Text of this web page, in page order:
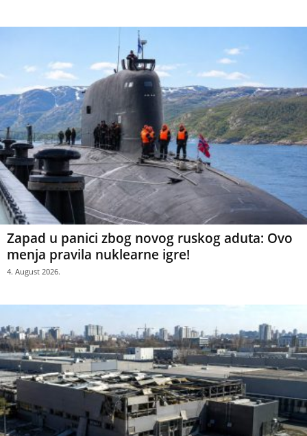
Zapad u panici zbog novog ruskog aduta: Ovo
menja pravila nuklearne igre!
4. August 2026.